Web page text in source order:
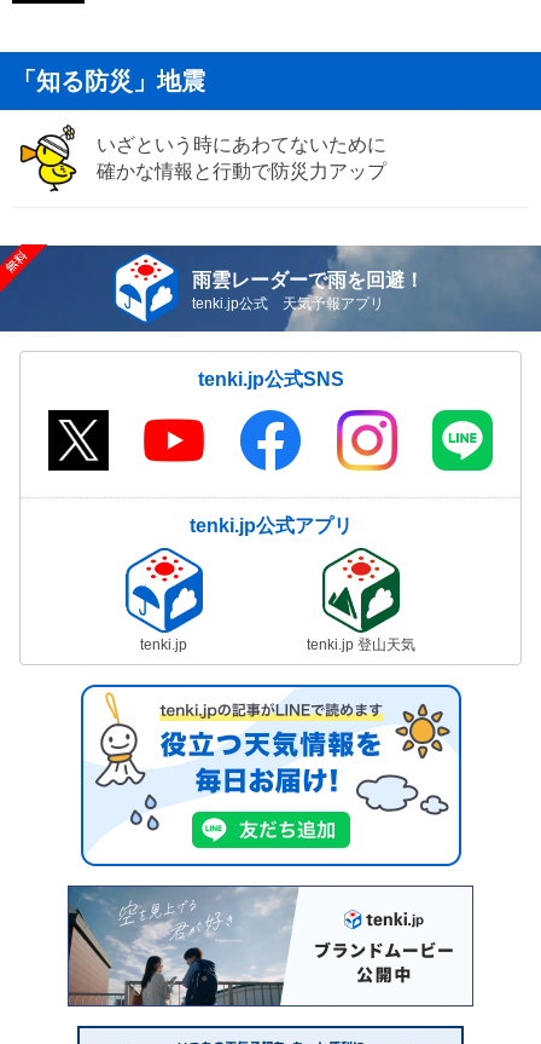
「知る防災」地震
いざという時にあわてないために
確かな情報と行動で防災力アップ
雨雲レーダーで雨を回避！
tenki.jp公式 天気予報アプリ
tenki.jp公式SNS
tenki.jp公式アプリ
tenki.jp tenki.jp 登山天気